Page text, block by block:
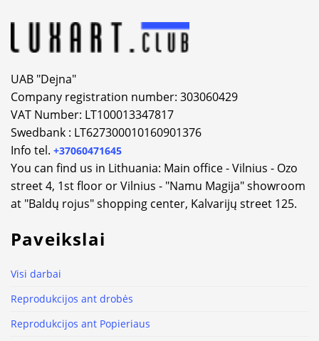
UAB "Dejna"
Company registration number: 303060429
VAT Number: LT100013347817
Swedbank : LT627300010160901376
Info tel. +37060471645
You can find us in Lithuania: Main office - Vilnius - Ozo
street 4, 1st floor or Vilnius - "Namu Magija" showroom
at "Baldų rojus" shopping center, Kalvarijų street 125.
Paveikslai
Visi darbai
Reprodukcijos ant drobės
Reprodukcijos ant Popieriaus